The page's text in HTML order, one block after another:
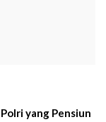
yang Pensiun